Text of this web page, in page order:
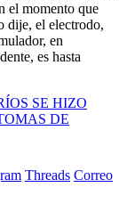
el momento que
dije, el electrodo,
en
es hasta
SE HIZO
DE
Threads Correo